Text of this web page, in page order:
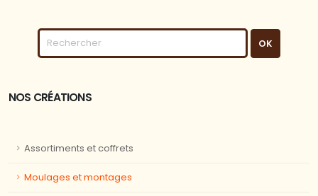
NOS CRÉATIONS
Assortiments et coffrets
Moulages et montages